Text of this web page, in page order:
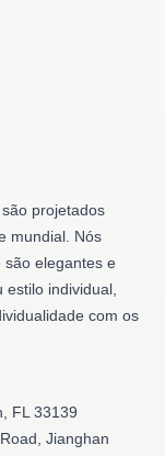
projetados
mundial. Nós
elegantes e
individual,
com os
FL 33139
Jianghan